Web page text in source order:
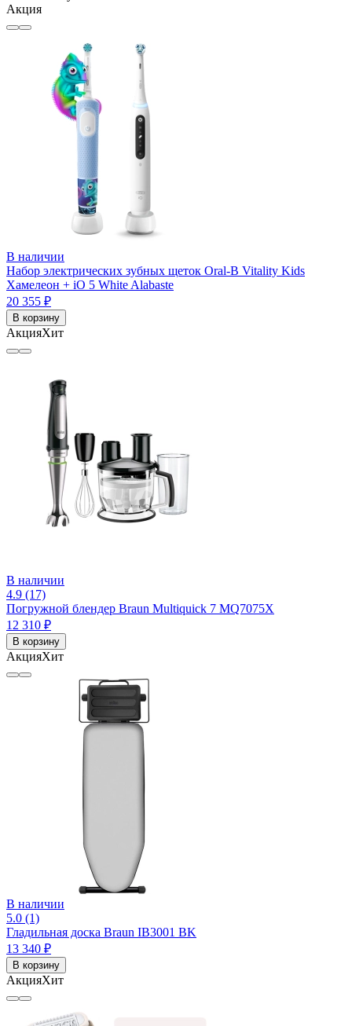
Акция
В наличии
Набор электрических зубных щеток Oral-B Vitality Kids
Хамелеон + iO 5 White Alabaste
20 355 ₽
В корзину
АкцияХит
В наличии
4.9 (17)
Погружной блендер Braun Multiquick 7 MQ7075X
12 310 ₽
В корзину
АкцияХит
В наличии
5.0 (1)
Гладильная доска Braun IB3001 BK
13 340 ₽
В корзину
АкцияХит